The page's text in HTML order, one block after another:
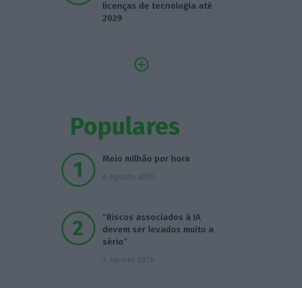
licenças de tecnologia até
2029
Populares
Meio milhão por hora
6 Agosto 2026
“Riscos associados à IA
devem ser levados muito a
sério”
3 Agosto 2026